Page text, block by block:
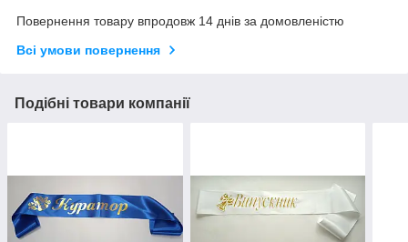
Повернення товару впродовж 14 днів за домовленістю
Всі умови повернення
Подібні товари компанії